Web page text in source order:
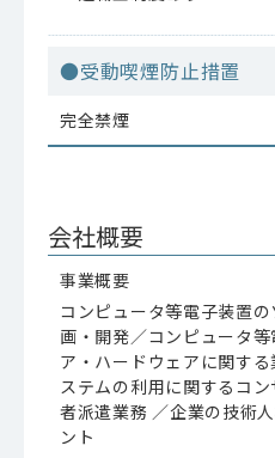
●受動喫煙防止措置
完全禁煙
会社概要
事業概要
コンピュータ等電子装置
画・開発／コンピュータ
ア・ハードウェアに関す
ステムの利用に関するコ
者派遣業務 ／企業の技術
ント